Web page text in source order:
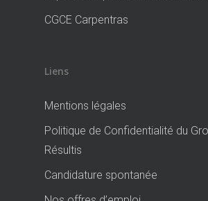
CGCE Carpentras
Liens
Mentions légales
Politique de Confidentialité du
Résultis
Candidature spontanée